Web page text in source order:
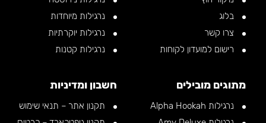
בלוג
צרו קשר
רישום למועדון לקוחות
נרגילות מיוחדות
נרגילות יוקרתיות
נרגילות קטנות
מתוגים מובילים
נרגילות Alpha Hookah
חשבון ומדיניות
תקנון אתר – תנאי שימוש